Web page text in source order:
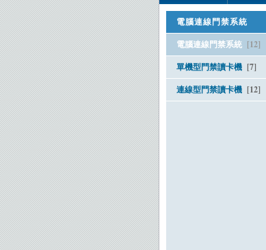
電腦連線門禁系統
電腦連線門禁系統 [12]
單機型門禁讀卡機 [7]
連線型門禁讀卡機 [12]